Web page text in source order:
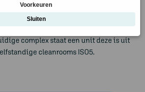
heeft dit project gebouwd op de
van de onderneming. Het complete
eventueel anders in te delen en uit
complex staat een unit deze is uit
cleanrooms ISO5.